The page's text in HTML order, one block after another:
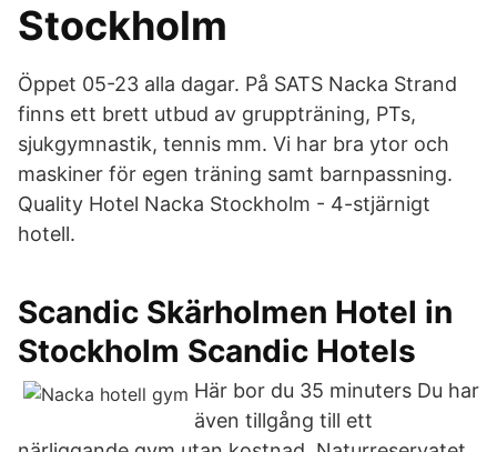
Stockholm
Öppet 05-23 alla dagar. På SATS Nacka Strand
finns ett brett utbud av gruppträning, PTs,
sjukgymnastik, tennis mm. Vi har bra ytor och
maskiner för egen träning samt barnpassning.
Quality Hotel Nacka Stockholm - 4-stjärnigt
hotell.
Scandic Skärholmen Hotel in
Stockholm Scandic Hotels
Här bor du 35 minuters Du har
även tillgång till ett